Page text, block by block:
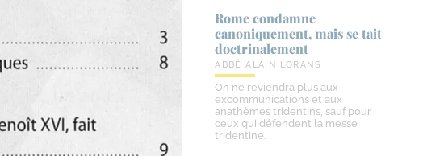
Rome condamne
canoniquement, mais se tait
doctrinalement
ABBÉ ALAIN LORANS
On ne reviendra plus aux
excommunications et aux
anathèmes tridentins, sauf pour
ceux qui défendent la messe
tridentine.